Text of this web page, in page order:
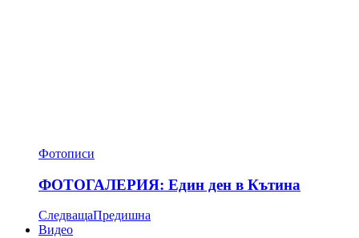
Фотописи
ФОТОГАЛЕРИЯ: Един ден в Кътина
СледващаПредишна
Видео